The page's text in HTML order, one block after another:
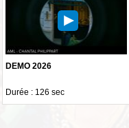
DEMO 2026
Durée : 126 sec